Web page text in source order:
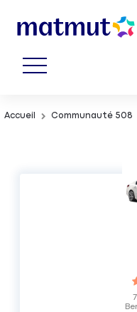
Accueil Communauté 508